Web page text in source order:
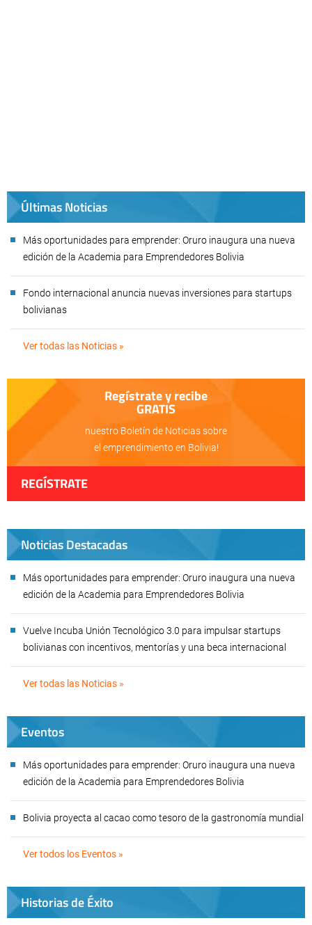
Últimas Noticias
Más oportunidades para emprender: Oruro inaugura una nueva
edición de la Academia para Emprendedores Bolivia
Fondo internacional anuncia nuevas inversiones para startups
bolivianas
Ver todas las Noticias »
Regístrate y recibe
GRATIS
nuestro Boletín de Noticias sobre
el emprendimiento en Bolivia!
REGÍSTRATE
Noticias Destacadas
Más oportunidades para emprender: Oruro inaugura una nueva
edición de la Academia para Emprendedores Bolivia
Vuelve Incuba Unión Tecnológico 3.0 para impulsar startups
bolivianas con incentivos, mentorías y una beca internacional
Ver todas las Noticias »
Eventos
Más oportunidades para emprender: Oruro inaugura una nueva
edición de la Academia para Emprendedores Bolivia
Bolivia proyecta al cacao como tesoro de la gastronomía mundial
Ver todos los Eventos »
Historias de Éxito